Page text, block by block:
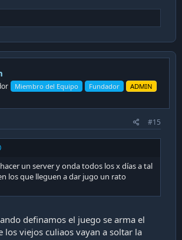
Miembro del Equipo Fundador ADMIN
#15
un server y onda todos los x días a tal
los que lleguen a dar jugo un rato
definamos el juego se arma el
los viejos culiaos vayan a soltar la